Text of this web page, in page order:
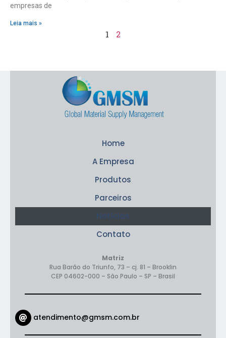
empresas de
Leia mais »
1 2
Home
A Empresa
Produtos
Parceiros
Notícias
Contato
Matriz
Rua Barão do Triunfo, 73 – cj. 81 – Brooklin
CEP 04602-000 – São Paulo – SP – Brasil
atendimento@gmsm.com.br